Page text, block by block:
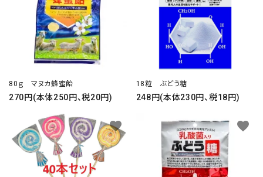
80ｇ マヌカ蜂蜜飴
270円(本体250円、税20円)
18粒 ぶどう糖
248円(本体230円、税18円)
favorite favorite